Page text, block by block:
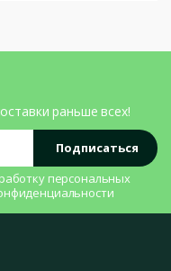
раньше всех!
Подписаться
персональных